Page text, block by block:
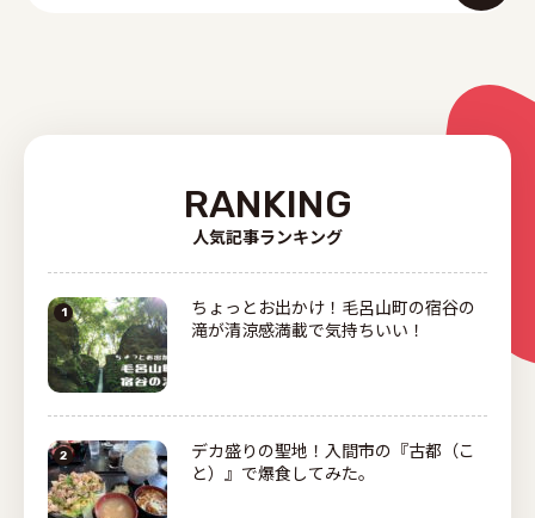
RANKING
人気記事ランキング
ちょっとお出かけ！毛呂山町の宿谷の
滝が清涼感満載で気持ちいい！
デカ盛りの聖地！入間市の『古都（こ
と）』で爆食してみた。